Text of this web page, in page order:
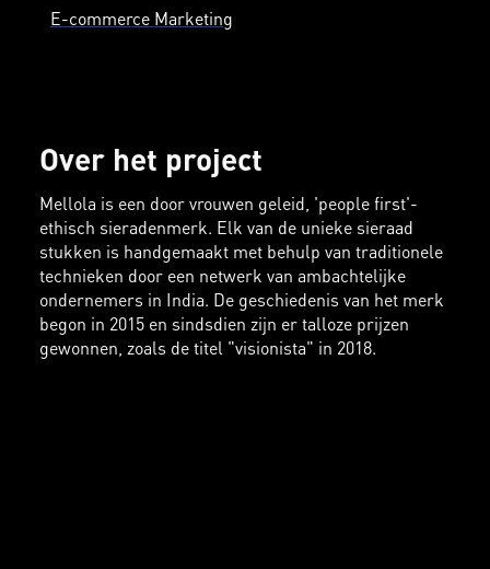
E-commerce Marketing
Over het project
Mellola is een door vrouwen geleid, 'people first'-
ethisch sieradenmerk. Elk van de unieke sieraad
stukken is handgemaakt met behulp van traditionele
technieken door een netwerk van ambachtelijke
ondernemers in India. De geschiedenis van het merk
begon in 2015 en sindsdien zijn er talloze prijzen
gewonnen, zoals de titel "visionista" in 2018.